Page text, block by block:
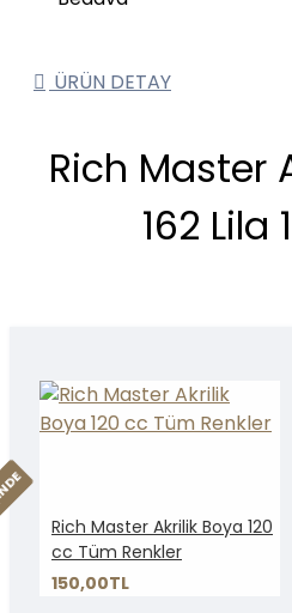
ÜRÜN DETAY
Rich Master
162 Lila
Rich Master Akrilik Boya 120
cc Tüm Renkler
150,00TL